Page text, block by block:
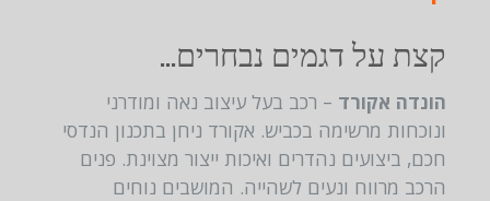
קצת על דגמים נבחרים…
הונדה אקורד – רכב בעל עיצוב נאה ומודרני
ונוכחות מרשימה בכביש. אקורד ניחן בתכנון הנדסי
חכם, ביצועים נהדרים ואיכות ייצור מצוינת. פנים
הרכב מרווח ונעים לשהייה. המושבים נוחים